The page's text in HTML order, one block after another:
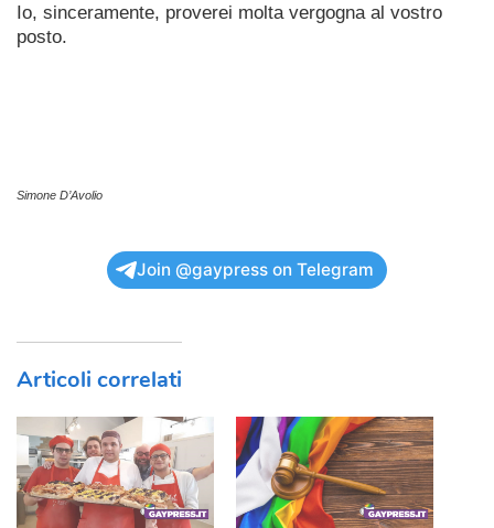
Io, sinceramente, proverei molta vergogna al vostro
posto.
Simone D’Avolio
Join @gaypress on Telegram
Articoli correlati